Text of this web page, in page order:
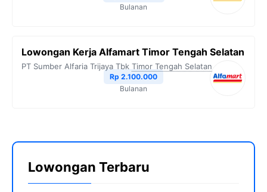
Bulanan
Lowongan Kerja Alfamart Timor Tengah Selatan
PT Sumber Alfaria Trijaya Tbk Timor Tengah Selatan
Rp 2.100.000
Bulanan
Lowongan Terbaru